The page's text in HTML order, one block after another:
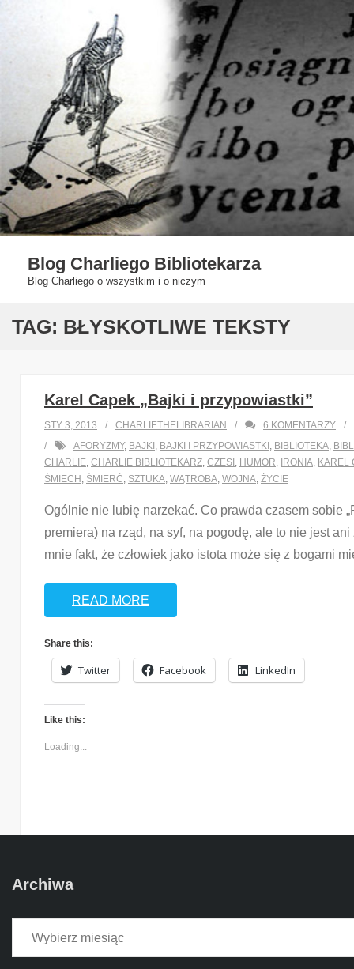
Blog Charliego Bibliotekarza
Blog Charliego o wszystkim i o niczym
TAG: BŁYSKOTLIWE TEKSTY
Karel Capek „Bajki i przypowiastki”
STY 3, 2013 CHARLIETHELIBRARIAN 6 KOMENTARZY
AFORYZMY, BAJKI , BAJKI I PRZYPOWIASTKI , BIBLIOTEKA,
CHARLIE, CHARLIE BIBLIOTEKARZ, CZESI , HUMOR, IRONIA, KAREL
ŚMIECH , ŚMIERĆ, SZTUKA, WĄTROBA, WOJNA, ŻYCIE
Ogólnie nie lubię narzekać. Co prawda czasem sobie
premiera) na rząd, na syf, na pogodę, ale to nie jest
mnie fakt, że człowiek jako istota może się z bogami
READ MORE
Share this:
Twitter Facebook LinkedIn
Like this:
Loading...
Archiwa